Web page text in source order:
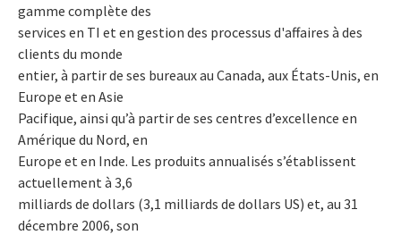
gamme complète des
services en TI et en gestion des processus d'affaires à des
clients du monde
entier, à partir de ses bureaux au Canada, aux États-Unis, en
Europe et en Asie
Pacifique, ainsi qu’à partir de ses centres d’excellence en
Amérique du Nord, en
Europe et en Inde. Les produits annualisés s’établissent
actuellement à 3,6
milliards de dollars (3,1 milliards de dollars US) et, au 31
décembre 2006, son